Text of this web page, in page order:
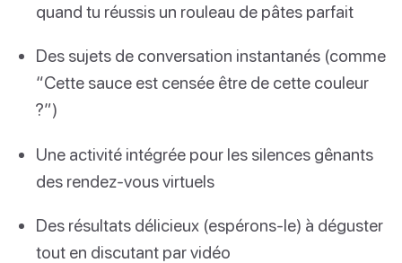
quand tu réussis un rouleau de pâtes parfait
Des sujets de conversation instantanés (comme
“Cette sauce est censée être de cette couleur
?”)
Une activité intégrée pour les silences gênants
des rendez-vous virtuels
Des résultats délicieux (espérons-le) à déguster
tout en discutant par vidéo